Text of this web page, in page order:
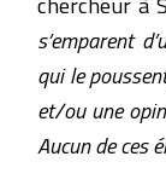
s’emparent
qui le
et/ou une
Aucun de ces